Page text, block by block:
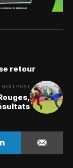
retour
NEXT POST